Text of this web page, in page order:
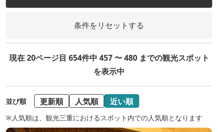
条件をリセットする
現在 20ページ目 654件中 457 〜 480 までの観光スポット
を表示中
並び順 更新順 人気順 近い順
※人気順は、観光三重におけるスポット内での人気順となります